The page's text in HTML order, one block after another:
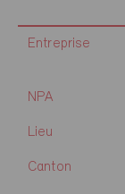
Entreprise
NPA
Lieu
Canton